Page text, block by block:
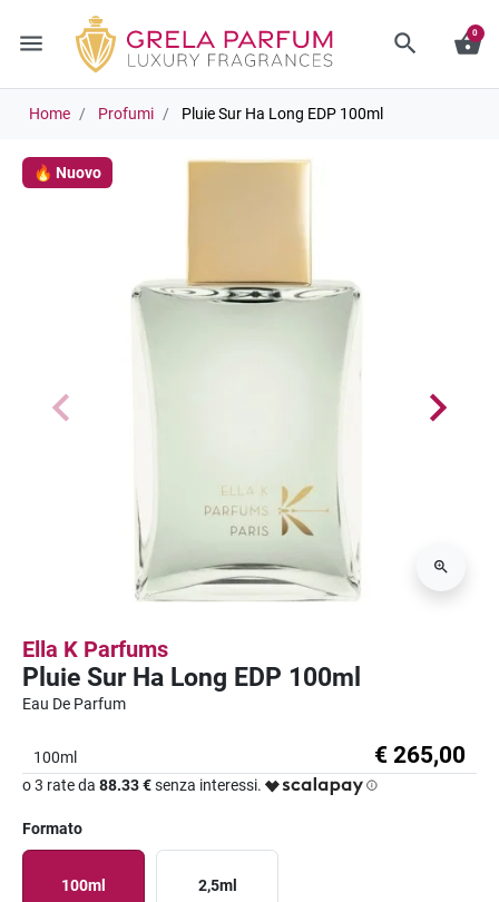
menu search shopping_basket
0
Home Profumi Pluie Sur Ha Long EDP 100ml
🔥 Nuovo
Ella K Parfums
Pluie Sur Ha Long EDP 100ml
Eau De Parfum
100ml € 265,00
o 3 rate da 88.33 €senza interessi.
Formato
100ml 2,5ml